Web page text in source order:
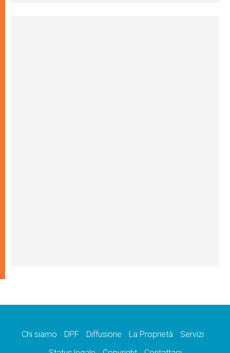
Chi siamo DPF Diffusione La Proprietà
Servizi